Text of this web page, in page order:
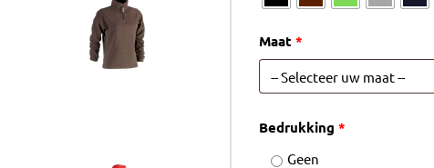
Maat *
Bedrukking *
Geen